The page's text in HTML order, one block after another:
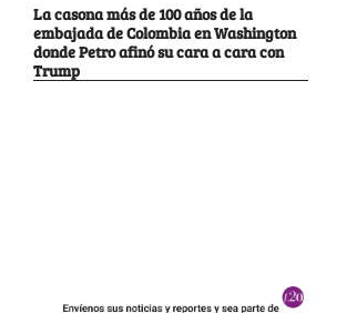
La casona más de 100 años de la
embajada de Colombia en Washington
donde Petro afinó su cara a cara con
Trump